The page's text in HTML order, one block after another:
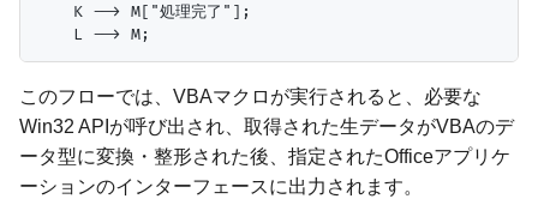
    K --> M["処理完了"];
このフローでは、VBAマクロが実行されると、必要な
Win32 APIが呼び出され、取得された生データがVBAのデ
ータ型に変換・整形された後、指定されたOfficeアプリケ
ーションのインターフェースに出力されます。